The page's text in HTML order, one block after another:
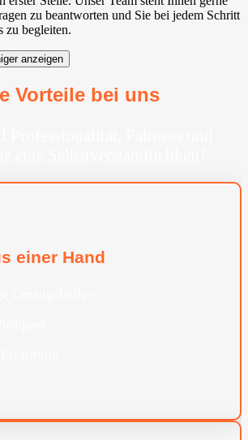
zu beantworten und Sie bei jedem Schritt
zu begleiten.
anzeigen
Vorteile bei uns
einer Hand